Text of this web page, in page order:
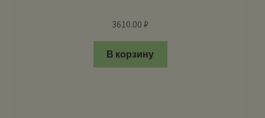
3610.00₽
В корзину